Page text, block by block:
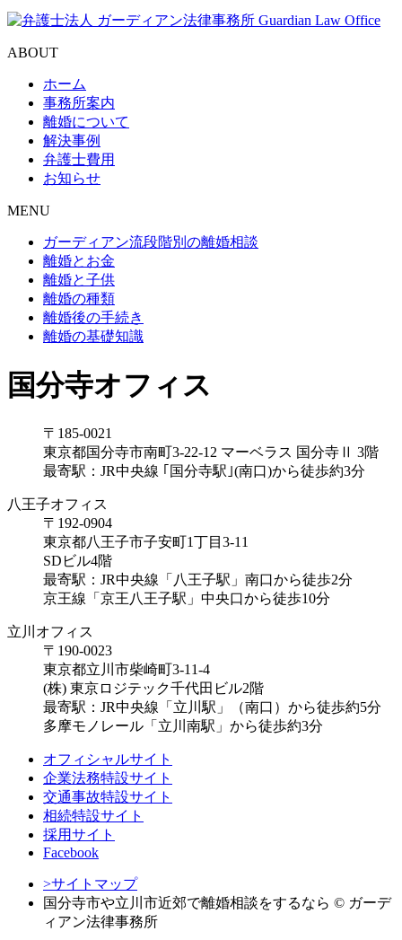
ABOUT
ホーム
事務所案内
離婚について
解決事例
弁護士費用
お知らせ
MENU
ガーディアン流段階別の離婚相談
離婚とお金
離婚と子供
離婚の種類
離婚後の手続き
離婚の基礎知識
国分寺オフィス
〒185-0021
東京都国分寺市南町3-22-12 マーベラス 国分寺Ⅱ 3階
最寄駅：JR中央線 ｢国分寺駅｣(南口)から徒歩約3分
八王子オフィス
〒192-0904
東京都八王子市子安町1丁目3-11
SDビル4階
最寄駅：JR中央線「八王子駅」南口から徒歩2分
京王線「京王八王子駅」中央口から徒歩10分
立川オフィス
〒190-0023
東京都立川市柴崎町3-11-4
(株) 東京ロジテック千代田ビル2階
最寄駅：JR中央線「立川駅」（南口）から徒歩約5分
多摩モノレール「立川南駅」から徒歩約3分
オフィシャルサイト
企業法務特設サイト
交通事故特設サイト
相続特設サイト
採用サイト
Facebook
>サイトマップ
国分寺市や立川市近郊で離婚相談をするなら © ガーデ
ィアン法律事務所